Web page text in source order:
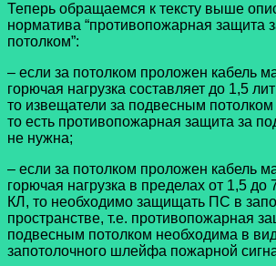
Теперь обращаемся к тексту выше
норматива “противопожарная защита
потолком”:
– если за потолком проложен кабель
горючая нагрузка составляет до 1,5
то извещатели за подвесным потолком
то есть противопожарная защита за
не нужна;
– если за потолком проложен кабель
горючая нагрузка в пределах от 1,5 до
КЛ, то необходимо защищать ПС в
пространстве, т.е. противопожарная
подвесным потолком необходима в
запотолочного шлейфа пожарной